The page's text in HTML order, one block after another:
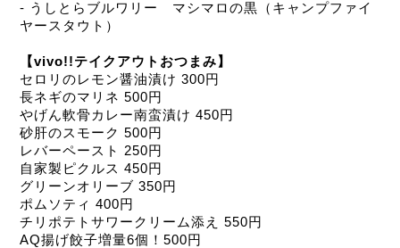
- うしとらブルワリー　マシマロの黒（キャンプファイ
ヤースタウト）
【vivo!!テイクアウトおつまみ】
セロリのレモン醤油漬け 300円
長ネギのマリネ 500円
やげん軟骨カレー南蛮漬け 450円
砂肝のスモーク 500円
レバーペースト 250円
自家製ピクルス 450円
グリーンオリーブ 350円
ポムソティ 400円
チリポテトサワークリーム添え 550円
AQ揚げ餃子増量6個！500円